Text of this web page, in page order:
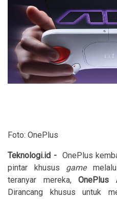
Foto: OnePlus
Teknologi.id -OnePlus
pintar khusus game
teranyar mereka,
Dirancang khusus untuk